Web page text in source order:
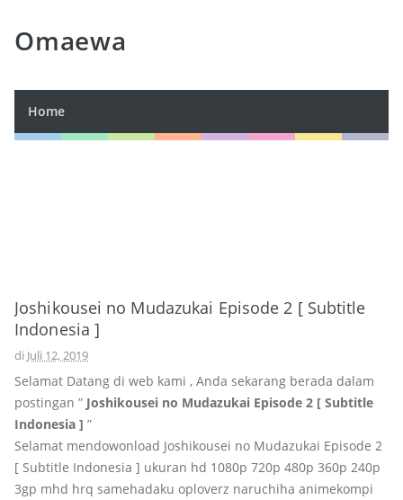
Omaewa
Home
Joshikousei no Mudazukai Episode 2 [ Subtitle
Indonesia ]
di Juli 12, 2019
Selamat Datang di web kami , Anda sekarang berada dalam
postingan ” Joshikousei no Mudazukai Episode 2 [ Subtitle
Indonesia ] ”
Selamat mendowonload Joshikousei no Mudazukai Episode 2
[ Subtitle Indonesia ] ukuran hd 1080p 720p 480p 360p 240p
3gp mhd hrq samehadaku oploverz naruchiha animekompi